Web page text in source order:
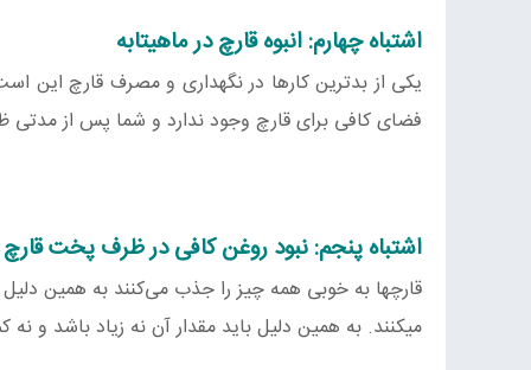
اشتباه چهارم: انبوه قارچ در ماهیتابه
یکی از بدترین کارها در نگهداری و مصرف قارچ این
فضای کافی برای قارچ وجود ندارد و شما پس از مدتی
اشتباه پنجم: نبود روغن کافی در ظرف پخت قارچ
قارچها به خوبی همه چیز را جذب می‌کنند به همین
میکنند. به همین دلیل باید مقدار آن نه زیاد باشد و نه